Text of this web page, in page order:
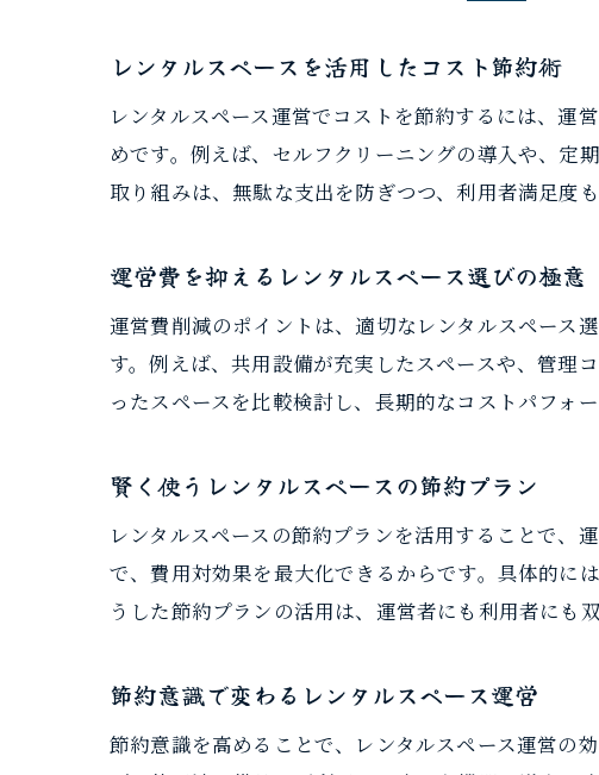
今
レンタルスペースを活用したコスト節約術
レンタルスペース運営でコストを節約するには、運
めです。例えば、セルフクリーニングの導入や、定
取り組みは、無駄な支出を防ぎつつ、利用者満足度
運営費を抑えるレンタルスペース選びの極意
運営費削減のポイントは、適切なレンタルスペース
す。例えば、共用設備が充実したスペースや、管理
ったスペースを比較検討し、長期的なコストパフォ
賢く使うレンタルスペースの節約プラン
レンタルスペースの節約プランを活用することで、
で、費用対効果を最大化できるからです。具体的に
うした節約プランの活用は、運営者にも利用者にも
節約意識で変わるレンタルスペース運営
節約意識を高めることで、レンタルスペース運営の